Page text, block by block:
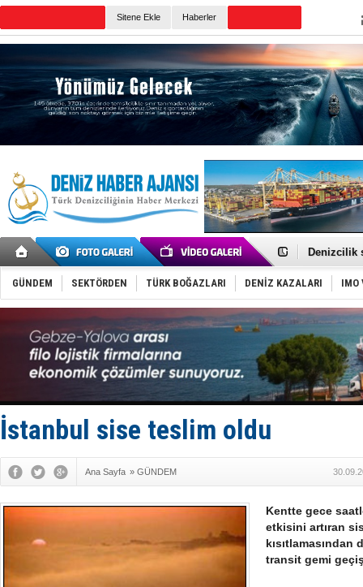
Sitene Ekle Haberler
Rusya,
Denizcilik
‘14.
Taksi
TÜRKLİM
SOCAR
Dünyanın
Keşfedildi:
GÜNDEM SEKTÖRDEN TÜRK BOĞAZLARI DENİZ KAZALARI IMO
İstanbul sise teslim oldu
Ana Sayfa » GÜNDEM
Kentte gece
etkisini artıran
kısıtlamasından
transit gemi